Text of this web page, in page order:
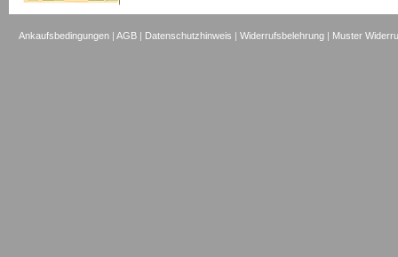
Ankaufsbedingungen |AGB | Datenschutzhinweis |Widerrufsbelehrung | Muster